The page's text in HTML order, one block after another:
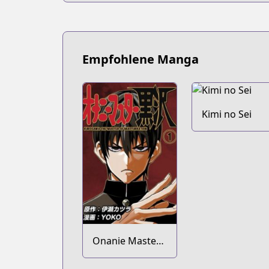
Empfohlene Manga
Onanie Master
Kurosawa
Kimi no Sei